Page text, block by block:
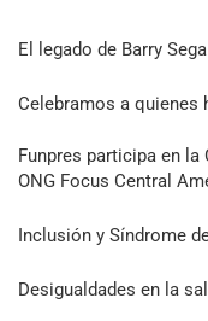
El legado de Barry
Celebramos a quienes
Funpres participa en la
ONG Focus Central
Inclusión y Síndrome
Desigualdades en la